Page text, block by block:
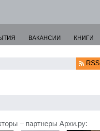
ВАКАНСИИ КНИГИ
RSS
– партнеры Архи.ру: